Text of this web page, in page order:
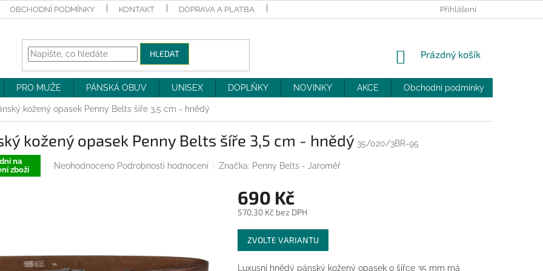
OBCHODNÍ PODMÍNKY KONTAKT DOPRAVA A PLATBA MOJE OBJEDNÁVKA
Přihlášení
HLEDAT
NÁKUPNÍ
Prázdný košík
PRO MUŽE PÁNSKÁ OBUV UNISEX DOPLŇKY NOVINKY AKCE Obchodní podmínky
kožený opasek Penny Belts šíře 3,5 cm - hnědý
kožený opasek Penny Belts šíře 3,5 cm - hnědý 35/020/3BR-95
na
zboží
Průměrné
Neohodnoceno Podrobnosti hodnocení Značka: Penny Belts - Jaroměř
690 Kč
570,30 Kč bez DPH
Měrná
cena:
ZVOLTE VARIANTU
Luxusní hnědý pánský kožený opasek o šířce 35 mm má